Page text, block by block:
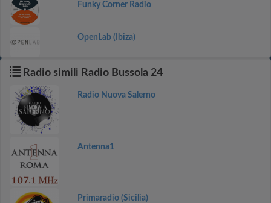
Funky Corner Radio
OpenLab (Ibiza)
Radio simili Radio Bussola 24
Radio Nuova Salerno
Antenna1
Primaradio (Sicilia)